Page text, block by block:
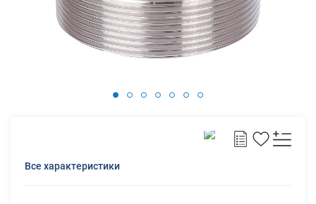
Все характеристики